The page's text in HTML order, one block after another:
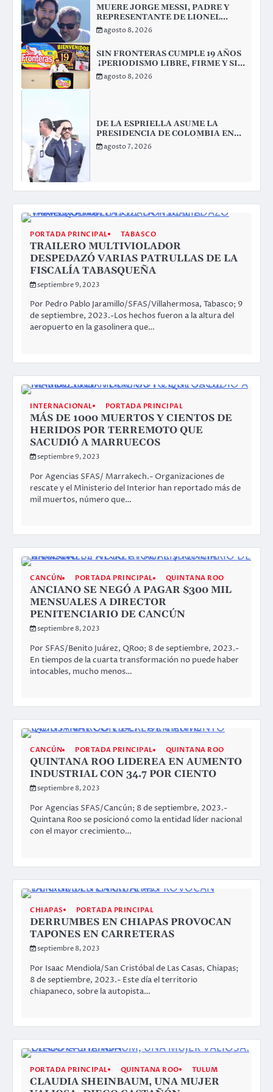
MUERE JORGE MESSI, PADRE Y
REPRESENTANTE DE LIONEL
MESSI
agosto 8, 2026
SIN FRONTERAS CUMPLE 19 AÑOS
¡PERIODISMO LIBRE, FIRME Y SIN
CONCESIONES!
agosto 8, 2026
DE LA ESPRIELLA ASUME LA
PRESIDENCIA DE COLOMBIA EN
UNA CEREMONIA HISTÓRICA EN
CALI
agosto 7, 2026
PORTADA PRINCIPAL TABASCO
TRAILERO MULTIVIOLADOR
DESPEDAZÓ VARIAS PATRULLAS DE LA
FISCALÍA TABASQUEÑA
septiembre 9, 2023
Por Pedro Pablo Jaramillo/SFAS/Villahermosa, Tabasco; 9
de septiembre, 2023.-Los hechos fueron a la altura del
aeropuerto en la gasolinera que…
INTERNACIONAL PORTADA PRINCIPAL
MÁS DE 1000 MUERTOS Y CIENTOS DE
HERIDOS POR TERREMOTO QUE
SACUDIÓ A MARRUECOS
septiembre 9, 2023
Por Agencias SFAS/ Marrakech.- Organizaciones de
rescate y el Ministerio del Interior han reportado más de
mil muertos, número que…
CANCÚN PORTADA PRINCIPAL QUINTANA ROO
ANCIANO SE NEGÓ A PAGAR $300 MIL
MENSUALES A DIRECTOR
PENITENCIARIO DE CANCÚN
septiembre 8, 2023
Por SFAS/Benito Juárez, QRoo; 8 de septiembre, 2023.-
En tiempos de la cuarta transformación no puede haber
intocables, mucho menos…
CANCÚN PORTADA PRINCIPAL QUINTANA ROO
QUINTANA ROO LIDEREA EN AUMENTO
INDUSTRIAL CON 34.7 POR CIENTO
septiembre 8, 2023
Por Agencias SFAS/Cancún; 8 de septiembre, 2023.-
Quintana Roo se posicionó como la entidad líder nacional
con el mayor crecimiento…
CHIAPAS PORTADA PRINCIPAL
DERRUMBES EN CHIAPAS PROVOCAN
TAPONES EN CARRETERAS
septiembre 8, 2023
Por Isaac Mendiola/San Cristóbal de Las Casas, Chiapas;
8 de septiembre, 2023.- Este día el territorio
chiapaneco, sobre la autopista…
PORTADA PRINCIPAL QUINTANA ROO TULUM
CLAUDIA SHEINBAUM, UNA MUJER